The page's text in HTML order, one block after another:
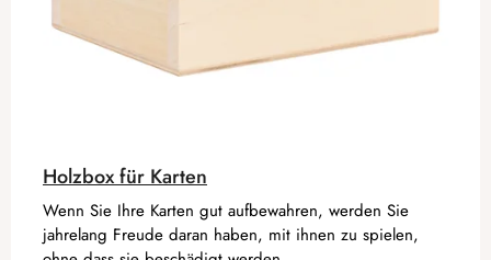
Holzbox für Karten
Wenn Sie Ihre Karten gut aufbewahren, werden Sie
jahrelang Freude daran haben, mit ihnen zu spielen,